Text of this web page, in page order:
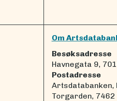
Om
Besøksadresse
Havnegata 9,
Postadresse
Artsdatabanken,
Torgarden, 7462